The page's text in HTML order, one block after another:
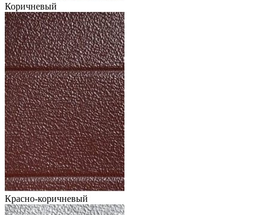
Коричневый
Красно-коричневый